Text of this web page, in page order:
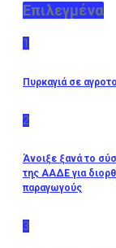
Επιλεγμένα
1
Πυρκαγιά σε
2
Άνοιξε ξανά το
της ΑΑΔΕ για
παραγωγούς
3